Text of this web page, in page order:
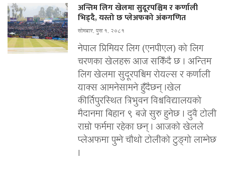
अन्तिम लिग खेलमा सुदूरपश्चिम र कर्णाली
भिड्दै, यस्तो छ प्लेअफको अंकगणित
सोमबार, पुस १, २०८१
नेपाल प्रिमियर लिग (एनपीएल) को लिग
चरणका खेलहरू आज सकिँदै छ । अन्तिम
लिग खेलमा सुदूरपश्चिम रोयल्स र कर्णाली
याक्स आमनेसामने हुँदैछन् ।खेल
कीर्तिपुरस्थित त्रिभुवन विश्वविद्यालयको
मैदानमा बिहान ९ बजे सुरु हुनेछ । दुवै टोली
राम्रो फर्ममा रहेका छन् । आजको खेलले
प्लेअफमा पुग्ने चौथो टोलीको टुङ्गो लाग्नेछ
।